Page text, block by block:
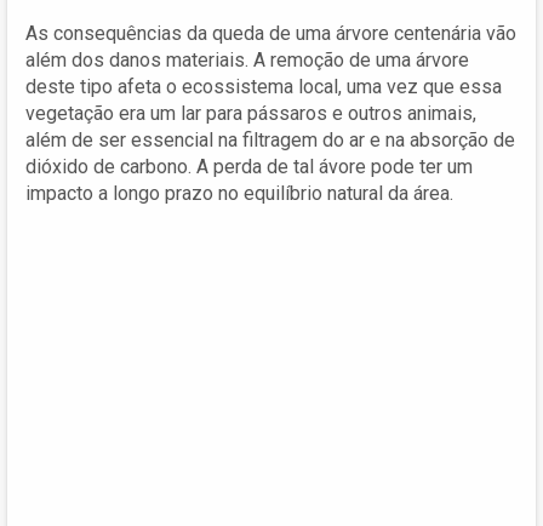
As consequências da queda de uma árvore centenária vão
além dos danos materiais. A remoção de uma árvore
deste tipo afeta o ecossistema local, uma vez que essa
vegetação era um lar para pássaros e outros animais,
além de ser essencial na filtragem do ar e na absorção de
dióxido de carbono. A perda de tal ávore pode ter um
impacto a longo prazo no equilíbrio natural da área.